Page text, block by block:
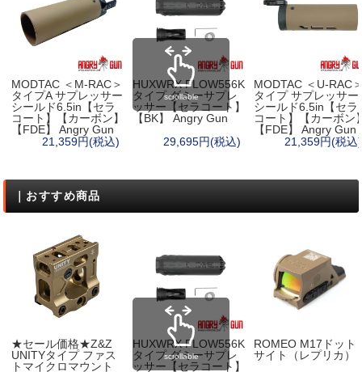
MODTAC ＜M-RAC＞
タイプA サプレッサー
シールド6.5in【セラ
コート】【カーボン】
【FDE】 Angry Gun
21,359円(税込)
HUXWRX FLOW556K
タイプ ダミーサプレ
ッサー【セラコート】
【BK】 Angry Gun
29,695円(税込)
MODTAC ＜U-RAC
タイプ サプレッサー
シールド6.5in【セラ
コート】【カーボン
【FDE】 Angry Gun
21,359円(税込)
scrollable
｜おすすめ商品
★セール価格★Z&Z
UNITYタイプ ファス
トマイクロマウント
HUXWRX FLOW556K
タイプ ダミーサプレ
ッサー【セラコート】
ROMEO M17ドット
サイト（レプリカ）
scrollable